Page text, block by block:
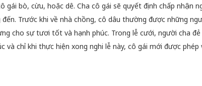
gái bò, cừu, hoặc dê. Cha cô gái sẽ quyết định chấp nhận
Trước khi về nhà chồng, cô dâu thường được những
cho sự tươi tốt và hạnh phúc. Trong lễ cưới, người cha đẻ
và chỉ khi thực hiện xong nghi lễ này, cô gái mới được phép